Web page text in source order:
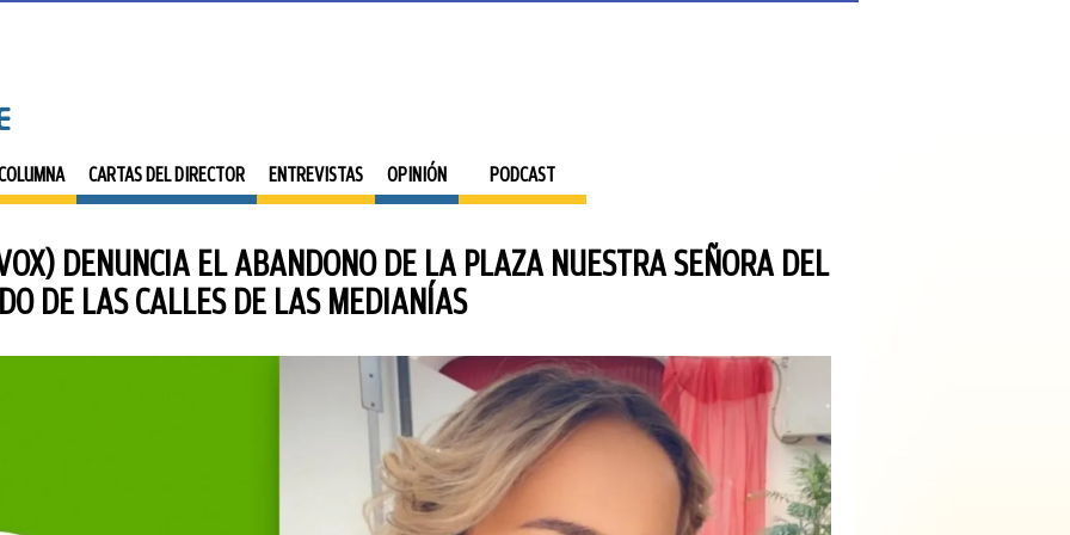
CARTAS DEL DIRECTOR ENTREVISTAS OPINIÓN PODCAST
DENUNCIA EL ABANDONO DE LA PLAZA NUESTRA SEÑORA DEL
DE LAS CALLES DE LAS MEDIANÍAS